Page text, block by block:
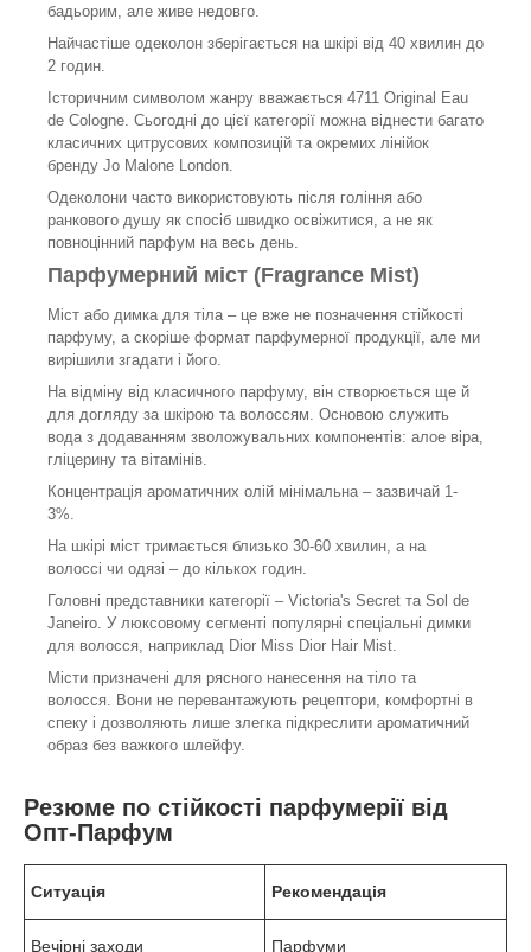
бадьорим, але живе недовго.
Найчастіше одеколон зберігається на шкірі від 40 хвилин до
2 годин.
Історичним символом жанру вважається 4711 Original Eau
de Cologne. Сьогодні до цієї категорії можна віднести багато
класичних цитрусових композицій та окремих лінійок
бренду Jo Malone London.
Одеколони часто використовують після гоління або
ранкового душу як спосіб швидко освіжитися, а не як
повноцінний парфум на весь день.
Парфумерний міст (Fragrance Mist)
Міст або димка для тіла – це вже не позначення стійкості
парфуму, а скоріше формат парфумерної продукції, але ми
вирішили згадати і його.
На відміну від класичного парфуму, він створюється ще й
для догляду за шкірою та волоссям. Основою служить
вода з додаванням зволожувальних компонентів: алое віра,
гліцерину та вітамінів.
Концентрація ароматичних олій мінімальна – зазвичай 1-
3%.
На шкірі міст тримається близько 30-60 хвилин, а на
волоссі чи одязі – до кількох годин.
Головні представники категорії – Victoria's Secret та Sol de
Janeiro. У люксовому сегменті популярні спеціальні димки
для волосся, наприклад Dior Miss Dior Hair Mist.
Місти призначені для рясного нанесення на тіло та
волосся. Вони не перевантажують рецептори, комфортні в
спеку і дозволяють лише злегка підкреслити ароматичний
образ без важкого шлейфу.
Резюме по стійкості парфумерії від
Опт-Парфум
Ситуація Рекомендація
Вечірні заходи Парфуми